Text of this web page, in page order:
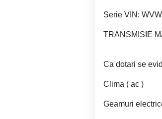
Serie VIN:
TRANSMISIE
Ca dotari se
Clima ( ac )
Geamuri